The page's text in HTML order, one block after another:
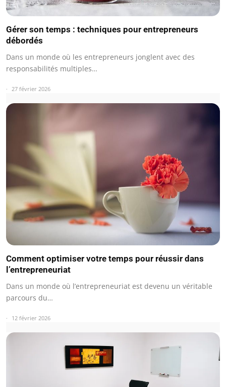
Gérer son temps : techniques pour entrepreneurs
débordés
Dans un monde où les entrepreneurs jonglent avec des
responsabilités multiples…
27 février 2026
Comment optimiser votre temps pour réussir dans
l’entrepreneuriat
Dans un monde où l’entrepreneuriat est devenu un véritable
parcours du…
12 février 2026